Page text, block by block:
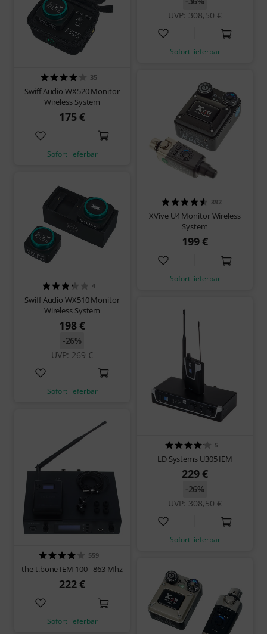
35
Swiff Audio WX520 Monitor
Wireless System
175 €
Sofort lieferbar
UVP: 308,50 €
Sofort lieferbar
4
Swiff Audio WX510 Monitor
Wireless System
198 €
UVP: 269 €
-26%
Sofort lieferbar
392
XVive U4 Monitor Wireless
System
199 €
Sofort lieferbar
559
the t.bone IEM 100 - 863 Mhz
222 €
Sofort lieferbar
5
LD Systems U305 IEM
229 €
UVP: 308,50 €
-26%
Sofort lieferbar